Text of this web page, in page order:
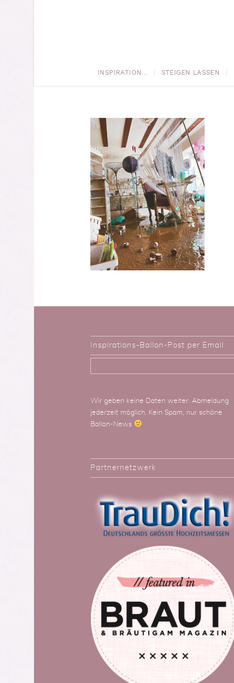
INSPIRATION… STEIGEN LASSEN
Inspirations-Ballon-Post per Email
Wir geben keine Daten weiter. Abmeldung
jederzeit möglich. Kein Spam, nur schöne
Ballon-News
Partnernetzwerk